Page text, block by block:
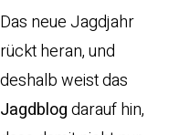
Das neue Jagdjahr
rückt heran, und
deshalb weist das
Jagdblogdarauf hin,